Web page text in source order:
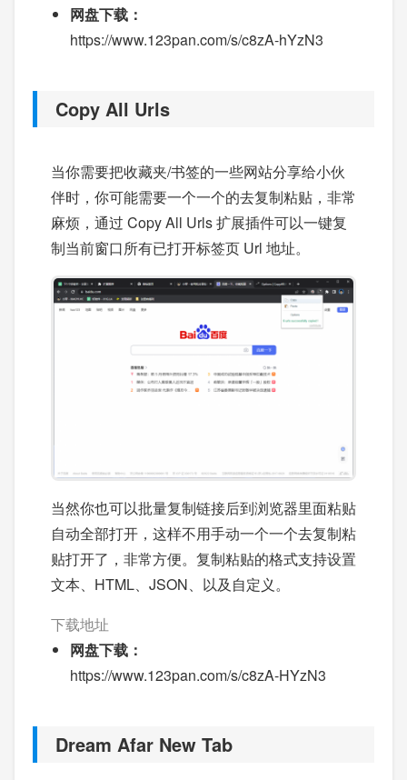
网盘下载：
https://www.123pan.com/s/c8zA-hYzN3
Copy All Urls
当你需要把收藏夹/书签的一些网站分享给小伙
伴时，你可能需要一个一个的去复制粘贴，非常
麻烦，通过 Copy All Urls 扩展插件可以一键复
制当前窗口所有已打开标签页 Url 地址。
当然你也可以批量复制链接后到浏览器里面粘贴
自动全部打开，这样不用手动一个一个去复制粘
贴打开了，非常方便。复制粘贴的格式支持设置
文本、HTML、JSON、以及自定义。
下载地址
网盘下载：
https://www.123pan.com/s/c8zA-HYzN3
Dream Afar New Tab